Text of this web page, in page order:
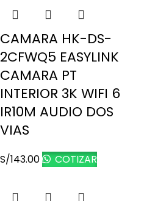
CAMARA HK-DS-
2CFWQ5 EASYLINK
CAMARA PT
INTERIOR 3K WIFI 6
IR10M AUDIO DOS
VIAS
S/143.00 COTIZAR